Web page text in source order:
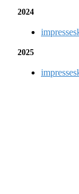
2024
2025